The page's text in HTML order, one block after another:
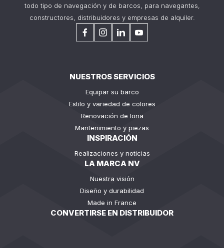
todo tipo de navegación y de barcos, para navegantes,
constructores, distribuidores y empresas de alquiler.
NUESTROS SERVICIOS
Equipar su barco
Estilo y variedad de colores
Renovación de lona
Mantenimiento y piezas
INSPIRACIÓN
Realizaciones y noticias
LA MARCA NV
Nuestra visión
Diseño y durabilidad
Made in France
CONVERTIRSE EN DISTRIBUIDOR